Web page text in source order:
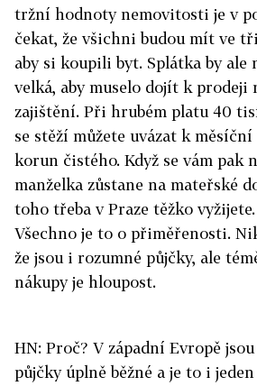
tržní hodnoty nemovitosti je v
čekat, že všichni budou mít ve
aby si koupili byt. Splátka by ale
velká, aby muselo dojít k prodeji
zajištění. Při hrubém platu 40
se stěží můžete uvázat k měsíční
korun čistého. Když se vám pak
manželka zůstane na mateřské
toho třeba v Praze těžko vyžijete.
Všechno je to o přiměřenosti.
že jsou i rozumné půjčky, ale
nákupy je hloupost.
HN: Proč? V západní Evropě
půjčky úplně běžné a je to i